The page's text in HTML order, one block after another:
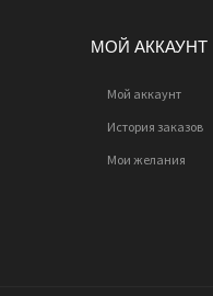
МОЙ АККАУНТ
Мой аккаунт
История заказов
Мои желания